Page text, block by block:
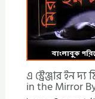
এ স্ট্রেঞ্জার ইন
in the Mirror